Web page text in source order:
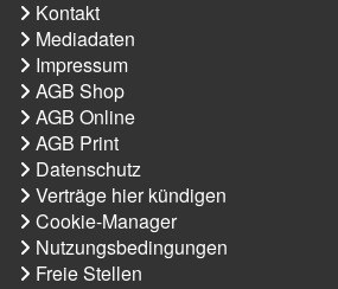
Kontakt
Mediadaten
Impressum
AGB Shop
AGB Online
AGB Print
Datenschutz
Verträge hier kündigen
Cookie-Manager
Nutzungsbedingungen
Freie Stellen